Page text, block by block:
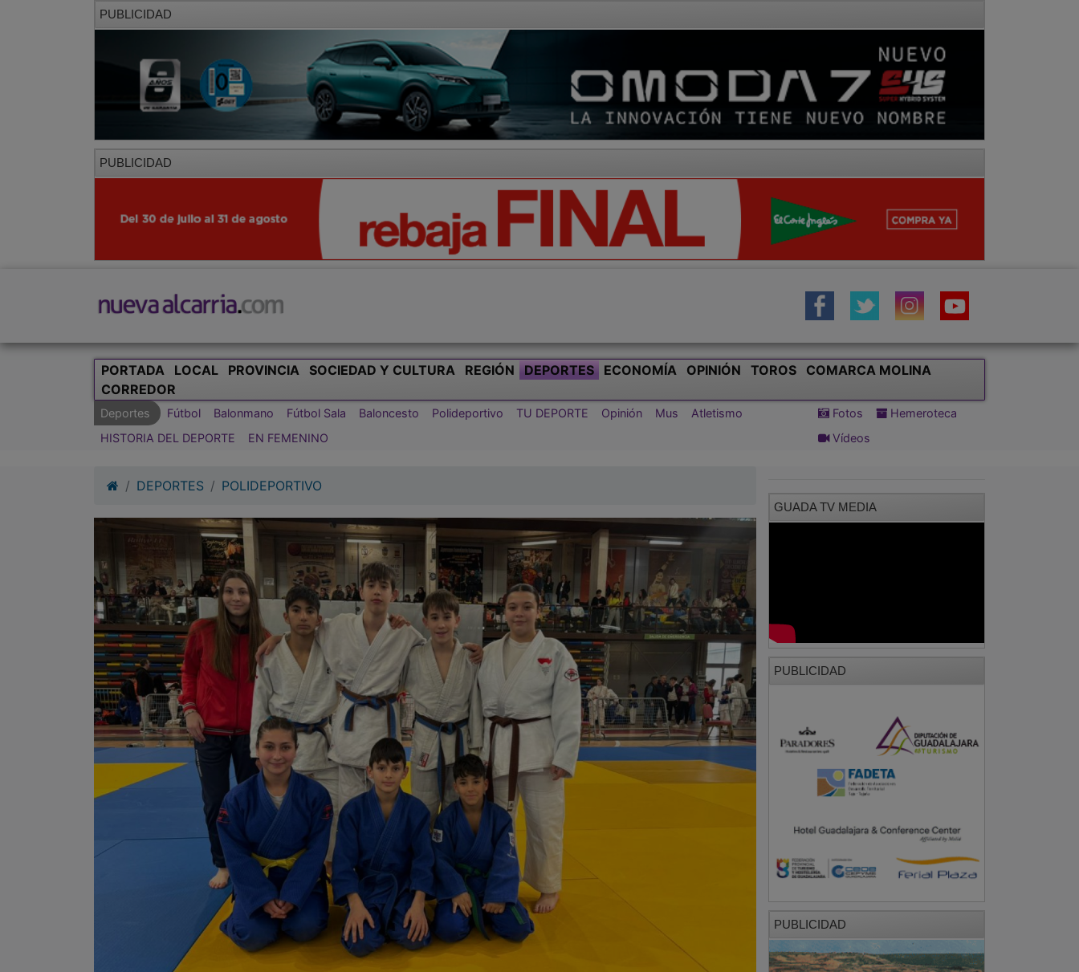
PUBLICIDAD
PUBLICIDAD
PORTADA LOCAL PROVINCIA SOCIEDAD Y CULTURA REGIÓN DEPORTES ECONOMÍA OPINIÓN TOROS
COMARCA MOLINA
CORREDOR
Deportes Fútbol Balonmano Fútbol Sala Baloncesto Polideportivo TU DEPORTE Opinión Mus
Atletismo
HISTORIA DEL DEPORTE
EN FEMENINO
Fotos
Hemeroteca
Vídeos
DEPORTES POLIDEPORTIVO
GUADA TV MEDIA
PUBLICIDAD
PUBLICIDAD